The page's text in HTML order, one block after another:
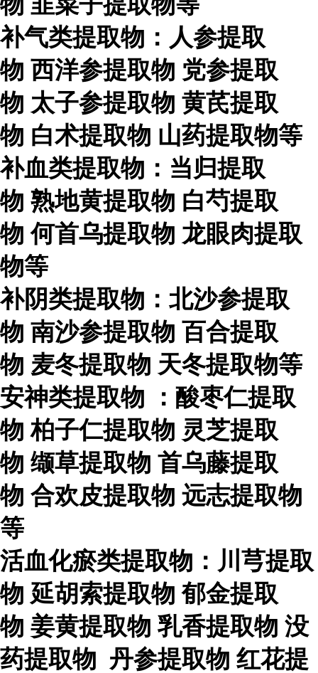
补气类提取物：人参提取
物 西洋参提取物 党参提取
物 太子参提取物 黄芪提取
物 白术提取物 山药提取物等
补血类提取物：当归提取
物 熟地黄提取物 白芍提取
物 何首乌提取物 龙眼肉提取
物等
补阴类提取物：北沙参提取
物 南沙参提取物 百合提取
物 麦冬提取物 天冬提取物等
安神类提取物
：酸枣仁提取
物 柏子仁提取物 灵芝提取
物 缬草提取物 首乌藤提取
物 合欢皮提取物 远志提取物
等
活血化瘀类提取物：川芎提取
物 延胡索提取物 郁金提取
物 姜黄提取物 乳香提取物 没
药提取物 丹参提取物 红花提